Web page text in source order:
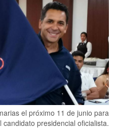
el próximo 11 de junio para
candidato presidencial oficialista.